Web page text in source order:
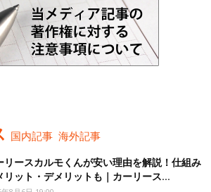
国内記事 海外記事
リースカルモくんが安い理由を解説！仕組み
リット・デメリットも｜カーリース...